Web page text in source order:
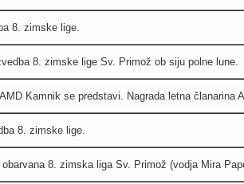
8. zimske lige.
8. zimske lige Sv. Primož ob siju polne lune.
Kamnik se predstavi. Nagrada letna članarina
8. zimske lige.
obarvana 8. zimska liga Sv. Primož (vodja Mira